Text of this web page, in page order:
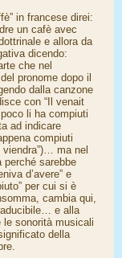
in francese direi:
un cafè avec
e allora da
dicendo:
che nel
pronome dopo il
dalla canzone
con “Il venait
li ha compiuti
ad indicare
compiuti
viendra”)… ma nel
perché sarebbe
d’avere” e
per cui si è
cambia qui,
e alla
sonorità musicali
della